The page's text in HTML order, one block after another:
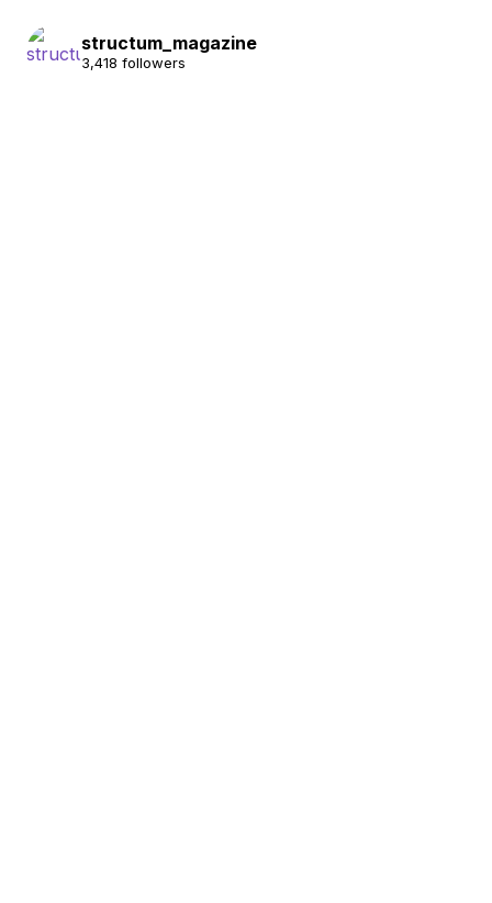
structum_magazine
3,418 followers